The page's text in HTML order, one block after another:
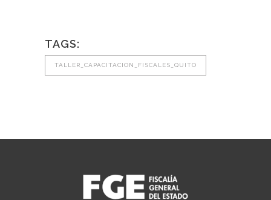
TAGS:
TALLER_CAPACITACION_FISCALES_QUITO